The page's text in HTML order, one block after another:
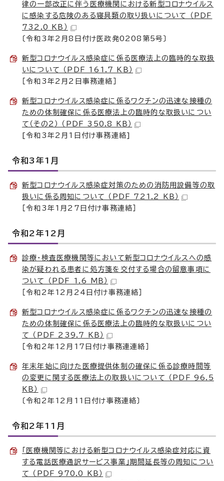
律の一部改正に伴う医療機関における新型コロナウイルス
に感染する危険のある寝具類の取り扱いについて （PDF
732.0 KB）
〔令和3年2月8日付け医政発0208第5号〕
新型コロナウイルス感染症に係る医療法上の臨時的な取扱
いについて （PDF 161.7 KB）
［令和3年2月2日事務連絡］
新型コロナウイルス感染症に係るワクチンの迅速な接種の
ための体制確保に係る医療法上の臨時的な取扱いについ
て（その2） （PDF 350.8 KB）
[令和3年2月1日付け事務連絡]
令和3年1月
新型コロナウイルス感染症対策のための消防用設備等の取
扱いに係る周知について （PDF 721.2 KB）
［令和3年1月27日付け事務連絡］
令和2年12月
診療・検査医療機関等において新型コロナウイルスへの感
染が疑われる患者に処方箋を交付する場合の留意事項に
ついて （PDF 1.6 MB）
［令和2年12月24日付け事務連絡］
新型コロナウイルス感染症に係るワクチンの迅速な接種の
ための体制確保に係る医療法上の臨時的な取扱いについ
て （PDF 239.7 KB）
［令和2年12月17日付け事務連連絡］
年末年始に向けた医療提供体制の確保に係る診療時間等
の変更に関する医療法上の取扱いについて （PDF 96.5
KB）
〔令和2年12月11日付け事務連絡〕
令和2年11月
「医療機関等における新型コロナウイルス感染症対応に資
する電話医療通訳サービス事業」期間延長等の周知につい
て （PDF 970.0 KB）